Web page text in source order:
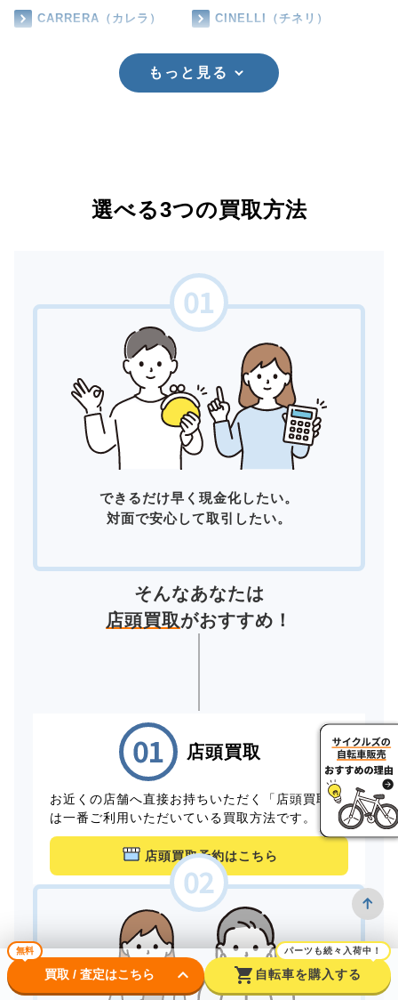
CARRERA（カレラ） CINELLI（チネリ）
もっと見る
選べる3つの買取方法
できるだけ早く現金化したい。
対面で安心して取引したい。
そんなあなたは
店頭買取がおすすめ！
店頭買取
お近くの店舗へ直接お持ちいただく「店頭買取」
は一番ご利用いただいている買取方法です。
店頭買取予約はこちら
無料
買取 / 査定はこちら keyboard_arrow_down shopping_cart
パーツも続々入荷中！
自転車を購入する